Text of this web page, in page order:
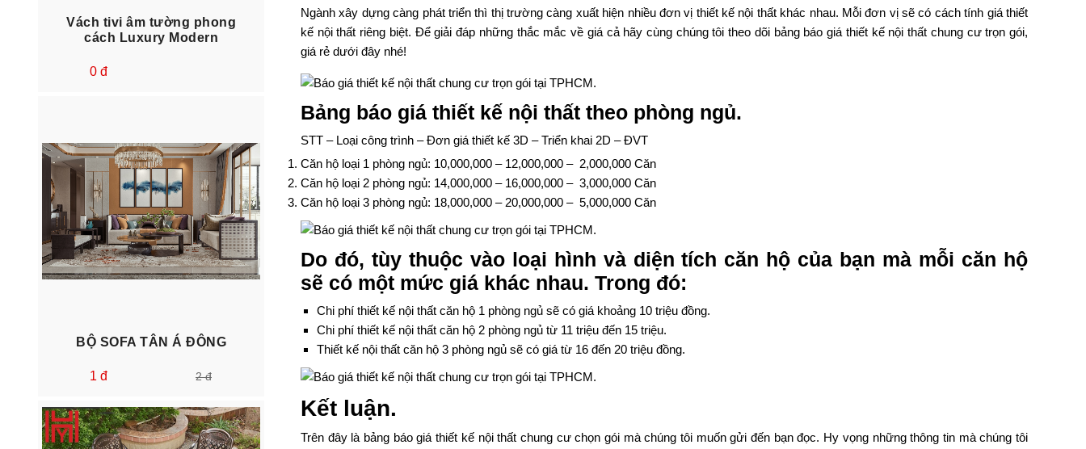
Vách tivi âm tường phong
cách Luxury Modern
0 đ
BỘ SOFA TÂN Á ĐÔNG
1 đ 2 đ
Ngành xây dựng càng phát triển thì thị trường càng xuất hiện nhiều đơn vị thiết kế nội thất khác nhau. Mỗi đơn vị sẽ có cách tính giá thiết
kế nội thất riêng biệt. Để giải đáp những thắc mắc về giá cả hãy cùng chúng tôi theo dõi bảng báo giá thiết kế nội thất chung cư trọn gói,
giá rẻ dưới đây nhé!
Bảng báo giá thiết kế nội thất theo phòng ngủ.
STT – Loại công trình – Đơn giá thiết kế 3D – Triển khai 2D – ĐVT
Căn hộ loại 1 phòng ngủ: 10,000,000 – 12,000,000 – 2,000,000 Căn
Căn hộ loại 2 phòng ngủ: 14,000,000 – 16,000,000 – 3,000,000 Căn
Căn hộ loại 3 phòng ngủ: 18,000,000 – 20,000,000 – 5,000,000 Căn
Do đó, tùy thuộc vào loại hình và diện tích căn hộ của bạn mà mỗi căn hộ
sẽ có một mức giá khác nhau. Trong đó:
Chi phí thiết kế nội thất căn hộ 1 phòng ngủ sẽ có giá khoảng 10 triệu đồng.
Chi phí thiết kế nội thất căn hộ 2 phòng ngủ từ 11 triệu đến 15 triệu.
Thiết kế nội thất căn hộ 3 phòng ngủ sẽ có giá từ 16 đến 20 triệu đồng.
Kết luận.
Trên đây là bảng báo giá thiết kế nội thất chung cư chọn gói mà chúng tôi muốn gửi đến bạn đọc. Hy vọng những thông tin mà chúng tôi